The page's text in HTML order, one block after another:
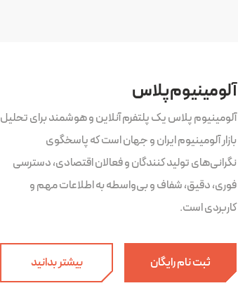
آلومینیوم پلاس
آلومینیوم پلاس یک پلتفرم آنلاین و هوشمند برای تحلیل
بازار آلومینیوم ایران و جهان است که پاسخگوی
نگرانی‌های تولید کنندگان و فعالان اقتصادی، دسترسی
فوری، دقیق، شفاف و بی‌واسطه به اطلاعات مهم و
کاربردی است.
ثبت نام رایگان بیشتر بدانید